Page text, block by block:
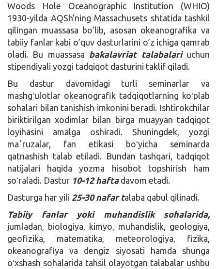
Woods Hole Oceanographic Institution (WHIO)
1930-yilda AQSh’ning Massachusets shtatida tashkil
qilingan muassasa bo’lib, asosan okeanografika va
tabiiy fanlar kabi o’quv dasturlarini o’z ichiga qamrab
oladi. Bu muassasa bakalavriat talabalariuchun
stipendiyali yozgi tadqiqot dasturini taklif qiladi.
Bu dastur davomidagi turli seminarlar va
mashgʻulotlar okeanografik tadqiqotlarning koʻplab
sohalari bilan tanishish imkonini beradi. Ishtirokchilar
biriktirilgan xodimlar bilan birga muayyan tadqiqot
loyihasini amalga oshiradi. Shuningdek, yozgi
maʼruzalar, fan etikasi boʻyicha seminarda
qatnashish talab etiladi. Bundan tashqari, tadqiqot
natijalari haqida yozma hisobot topshirish ham
soʻraladi. Dastur 10-12 haftadavom etadi.
Dasturga har yili 25-30 nafar talaba qabul qilinadi.
Tabiiy fanlar yoki muhandislik sohalarida,
jumladan, biologiya, kimyo, muhandislik, geologiya,
geofizika, matematika, meteorologiya, fizika,
okeanografiya va dengiz siyosati hamda shunga
oʻxshash sohalarida tahsil olayotgan talabalar ushbu